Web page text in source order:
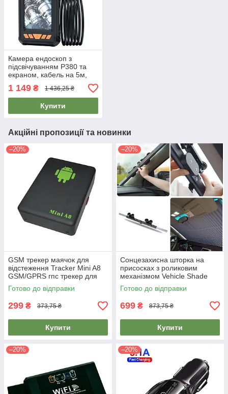
Камера ендоскоп з
підсвічуванням P380 та
екраном, кабель на 5м,
ендоскоп для сто, камера
для важкодоступних місць
1 149 ₴ 1 436,25 ₴
Купити
Акційні пропозиції та новинки
–20%
GSM трекер маячок для
відстеження Tracker Mini A8
GSM/GPRS гпс трекер для
дитини, авто
Готово до відправки
299 ₴ 373,75 ₴
Купити
–20%
Сонцезахисна шторка на
присосках з роликовим
механізмом Vehicle Shade
(145х65 см), в авто шторка
Готово до відправки
699 ₴ 873,75 ₴
Купити
–20% –20%